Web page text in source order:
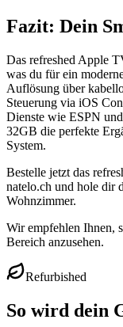
Fazit: Dein
Das refreshed Apple
was du für ein
Auflösung über
Steuerung via iOS
Dienste wie ESPN
32GB die perfekte
System.
Bestelle jetzt das
natelo.ch und hole dir
Wohnzimmer.
Wir empfehlen Ihnen,
Bereich anzusehen.
Refurbished
So wird dein